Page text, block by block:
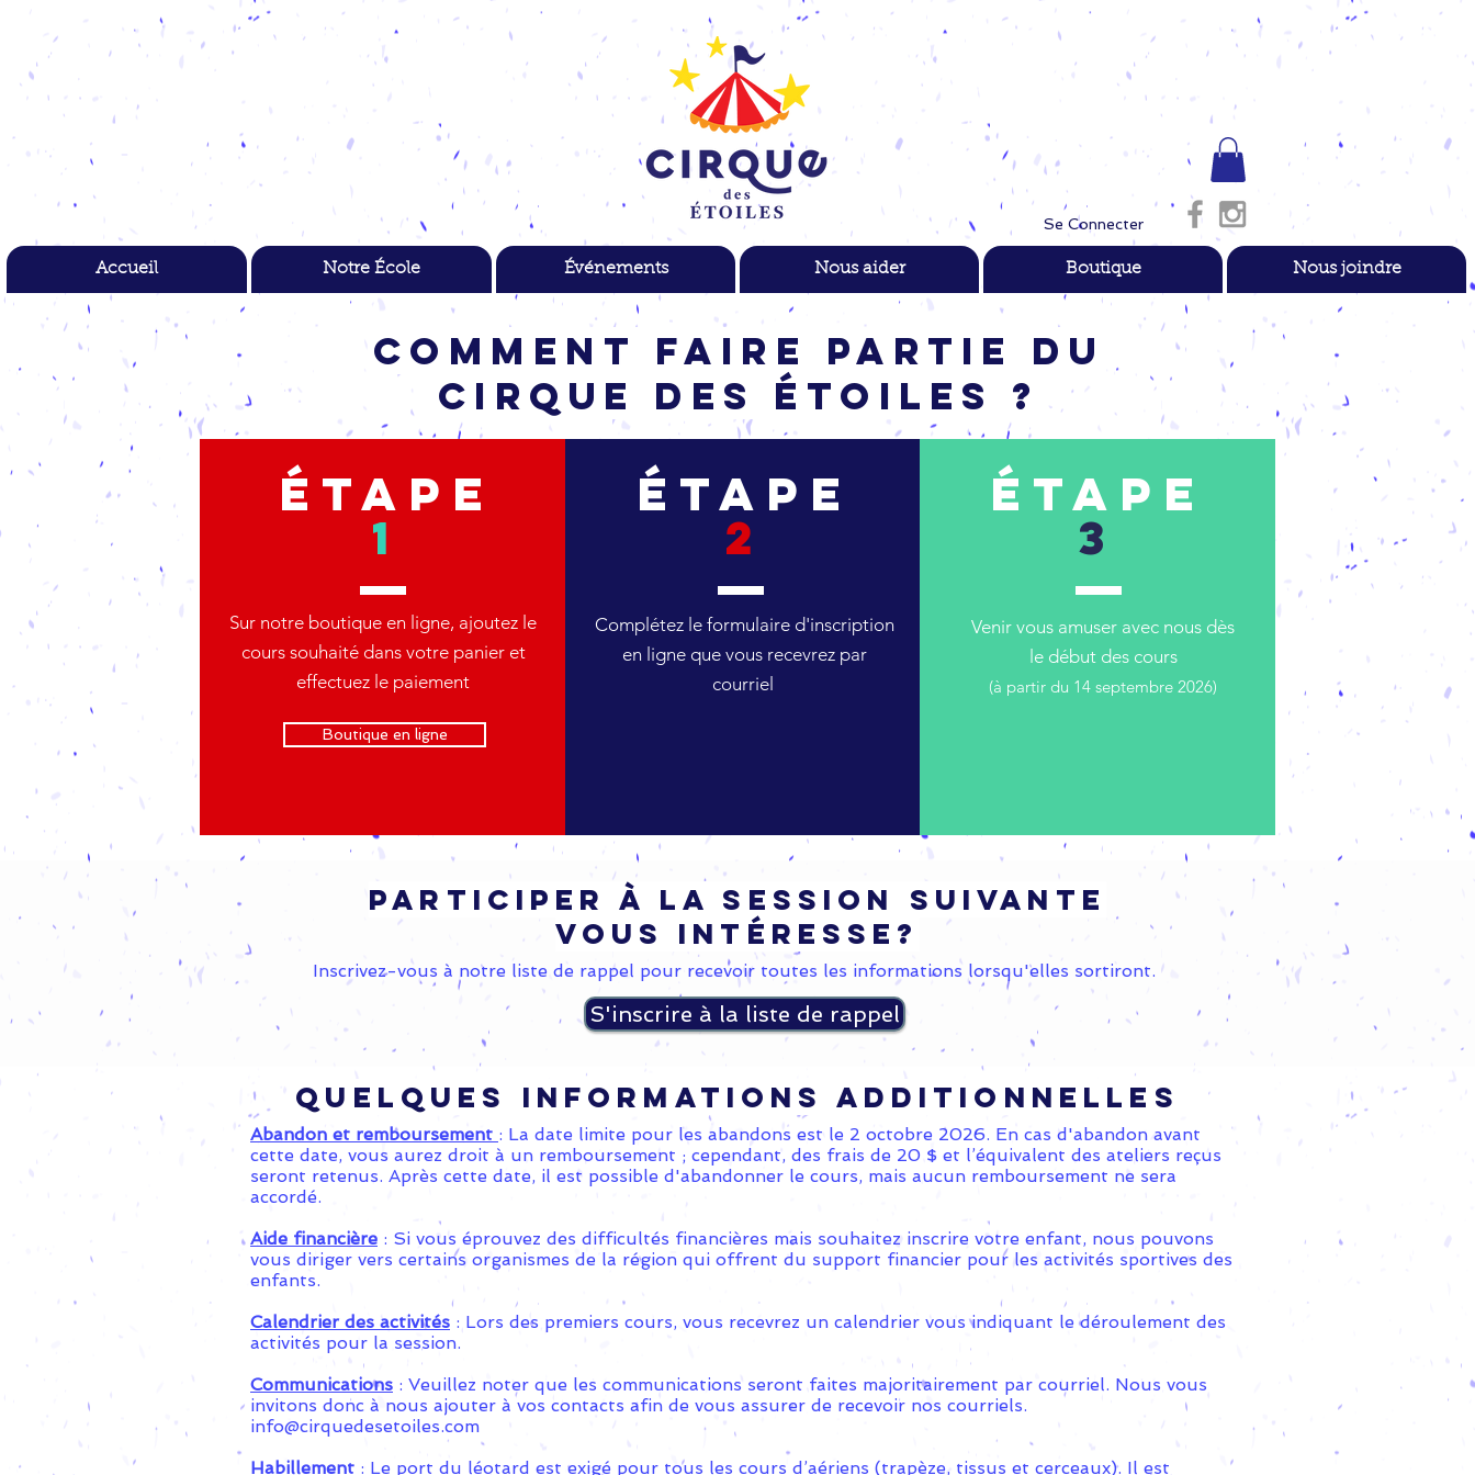
Se Connecter
Accueil Notre École Événements Nous aider Boutique Nous joindre
Comment faire partie du
Cirque des Étoiles ?
étape
1
Sur notre boutique en ligne, ajoutez le
cours souhaité dans votre panier et
effectuez le paiement
Boutique en ligne
Étape
2
Complétez le formulaire d'inscription
en ligne que vous recevrez par
courriel
Étape
3
Venir vous amuser avec nous dès
le début des cours
(à partir du 14 septembre 2026)
Participer à La session suivante
vous intéresse?
Inscrivez-vous à notre liste de rappel pour recevoir toutes les informations lorsqu'elles sortiront.
S'inscrire à la liste de rappel
Quelques informations additionnelles
Abandon et remboursement : La date limite pour les abandons est le 2 octobre 2026. En cas d'abandon avant
cette date, vous aurez droit à un remboursement ; cependant, des frais de 20 $ et l’équivalent des ateliers reçus
seront retenus. Après cette date, il est possible d'abandonner le cours, mais aucun remboursement ne sera
accordé.
Aide financière : Si vous éprouvez des difficultés financières mais souhaitez inscrire votre enfant, nous pouvons
vous diriger vers certains organismes de la région qui offrent du support financier pour les activités sportives des
enfants.
Calendrier des activités : Lors des premiers cours, vous recevrez un calendrier vous indiquant le déroulement des
activités pour la session.
Communications : Veuillez noter que les communications seront faites majoritairement par courriel. Nous vous
invitons donc à nous ajouter à vos contacts afin de vous assurer de recevoir nos courriels.
info@cirquedesetoiles.com
Habillement : Le port du léotard est exigé pour tous les cours d’aériens (trapèze, tissus et cerceaux). Il est